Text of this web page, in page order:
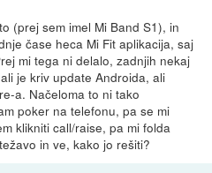
(prej sem imel Mi Band S1), in
čase heca Mi Fit aplikacija, saj
mi tega ni delalo, zadnjih nekaj
je kriv update Androida, ali
a. Načeloma to ni tako
poker na telefonu, pa se mi
klikniti call/raise, pa mi folda
in ve, kako jo rešiti?